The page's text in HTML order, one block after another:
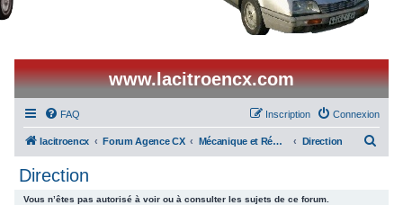
www.lacitroencx.com
FAQ Connexion
Inscription
lacitroencx Forum Agence CX Mécanique et Réparations Direction
Direction
Vous n’êtes pas autorisé à voir ou à consulter les sujets de ce forum.